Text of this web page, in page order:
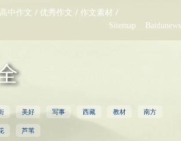
高中作文 / 优秀作文 / 作文素材 /
Sitemap Baidunews
美好 写事 西藏 教材 南方
芦苇